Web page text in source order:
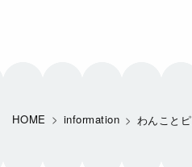
HOME information わんこと